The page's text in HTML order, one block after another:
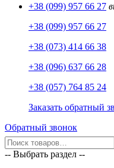
+38 (099) 957 66 27
+38 (099) 957 66 27
+38 (073) 414 66 38
+38 (096) 637 66 28
+38 (057) 764 85 24
Заказать обратный
Обратный звонок
-- Выбрать раздел --